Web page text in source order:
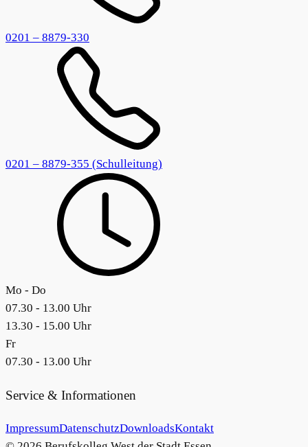
0201 – 8879-330
0201 – 8879-355 (Schulleitung)
Mo - Do
07.30 - 13.00 Uhr
13.30 - 15.00 Uhr
Fr
07.30 - 13.00 Uhr
Service & Informationen
ImpressumDatenschutzDownloadsKontakt